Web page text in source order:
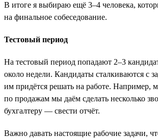
В итоге я выбираю ещё 3–4 человека,
на финальное собеседование.
Тестовый период
На тестовый период попадают 2–3
около недели. Кандидаты сталкиваются с
им придётся решать на работе. Например,
по продажам мы даём сделать несколько
бухгалтеру — свести отчёт.
Важно давать настоящие рабочие задачи,